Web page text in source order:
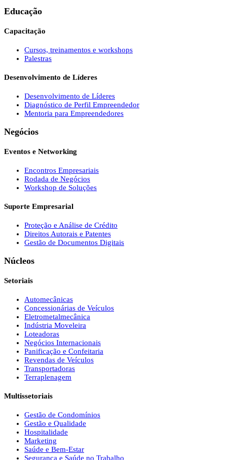
Educação
Capacitação
Cursos, treinamentos e workshops
Palestras
Desenvolvimento de Líderes
Desenvolvimento de Líderes
Diagnóstico de Perfil Empreendedor
Mentoria para Empreendedores
Negócios
Eventos e Networking
Encontros Empresariais
Rodada de Negócios
Workshop de Soluções
Suporte Empresarial
Proteção e Análise de Crédito
Direitos Autorais e Patentes
Gestão de Documentos Digitais
Núcleos
Setoriais
Automecânicas
Concessionárias de Veículos
Eletrometalmecânica
Indústria Moveleira
Loteadoras
Negócios Internacionais
Panificação e Confeitaria
Revendas de Veículos
Transportadoras
Terraplenagem
Multissetoriais
Gestão de Condomínios
Gestão e Qualidade
Hospitalidade
Marketing
Saúde e Bem-Estar
Segurança e Saúde no Trabalho